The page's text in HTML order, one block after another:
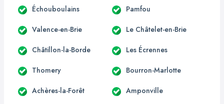
Échouboulains Pamfou
Valence-en-Brie Le Châtelet-en-Brie
Châtillon-la-Borde Les Écrennes
Thomery Bourron-Marlotte
Achères-la-Forêt Amponville